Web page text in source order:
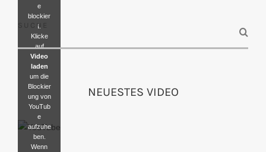
SUCHE
NEUESTES VIDEO
e
blockier
t.
Klicke
auf
Video
laden
um die
Blockier
ung von
YouTub
e
aufzuhe
ben.
Wenn